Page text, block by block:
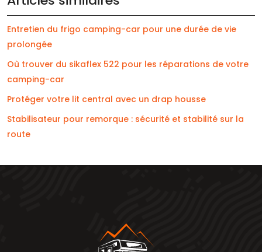
Entretien du frigo camping-car pour une durée de vie
prolongée
Où trouver du sikaflex 522 pour les réparations de votre
camping-car
Protéger votre lit central avec un drap housse
Stabilisateur pour remorque : sécurité et stabilité sur la
route